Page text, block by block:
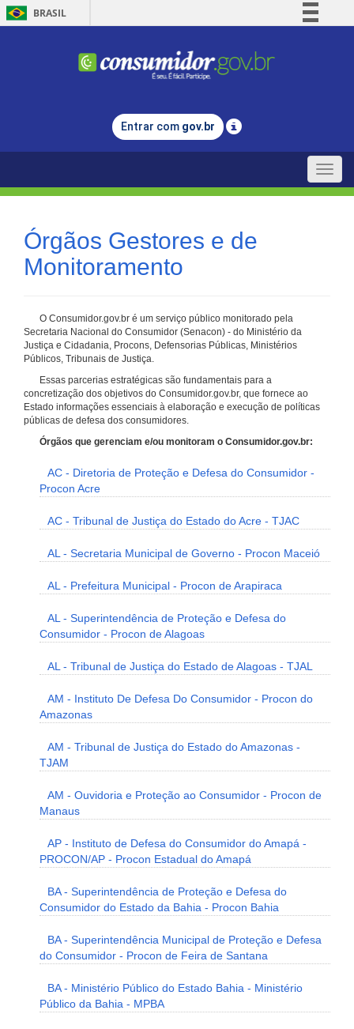
BRASIL
Comunica BR
Legislação
Entrar com gov.br
Toggle
Órgãos Gestores e de
Monitoramento
O Consumidor.gov.br é um serviço público monitorado pela
Secretaria Nacional do Consumidor (Senacon) - do Ministério da
Justiça e Cidadania, Procons, Defensorias Públicas, Ministérios
Públicos, Tribunais de Justiça.
Essas parcerias estratégicas são fundamentais para a
concretização dos objetivos do Consumidor.gov.br, que fornece ao
Estado informações essenciais à elaboração e execução de políticas
públicas de defesa dos consumidores.
Órgãos que gerenciam e/ou monitoram o Consumidor.gov.br:
AC - Diretoria de Proteção e Defesa do Consumidor -
Procon Acre
AC - Tribunal de Justiça do Estado do Acre - TJAC
AL - Secretaria Municipal de Governo - Procon Maceió
AL - Prefeitura Municipal - Procon de Arapiraca
AL - Superintendência de Proteção e Defesa do
Consumidor - Procon de Alagoas
AL - Tribunal de Justiça do Estado de Alagoas - TJAL
AM - Instituto De Defesa Do Consumidor - Procon do
Amazonas
AM - Tribunal de Justiça do Estado do Amazonas -
TJAM
AM - Ouvidoria e Proteção ao Consumidor - Procon de
Manaus
AP - Instituto de Defesa do Consumidor do Amapá -
PROCON/AP - Procon Estadual do Amapá
BA - Superintendência de Proteção e Defesa do
Consumidor do Estado da Bahia - Procon Bahia
BA - Superintendência Municipal de Proteção e Defesa
do Consumidor - Procon de Feira de Santana
BA - Ministério Público do Estado Bahia - Ministério
Público da Bahia - MPBA